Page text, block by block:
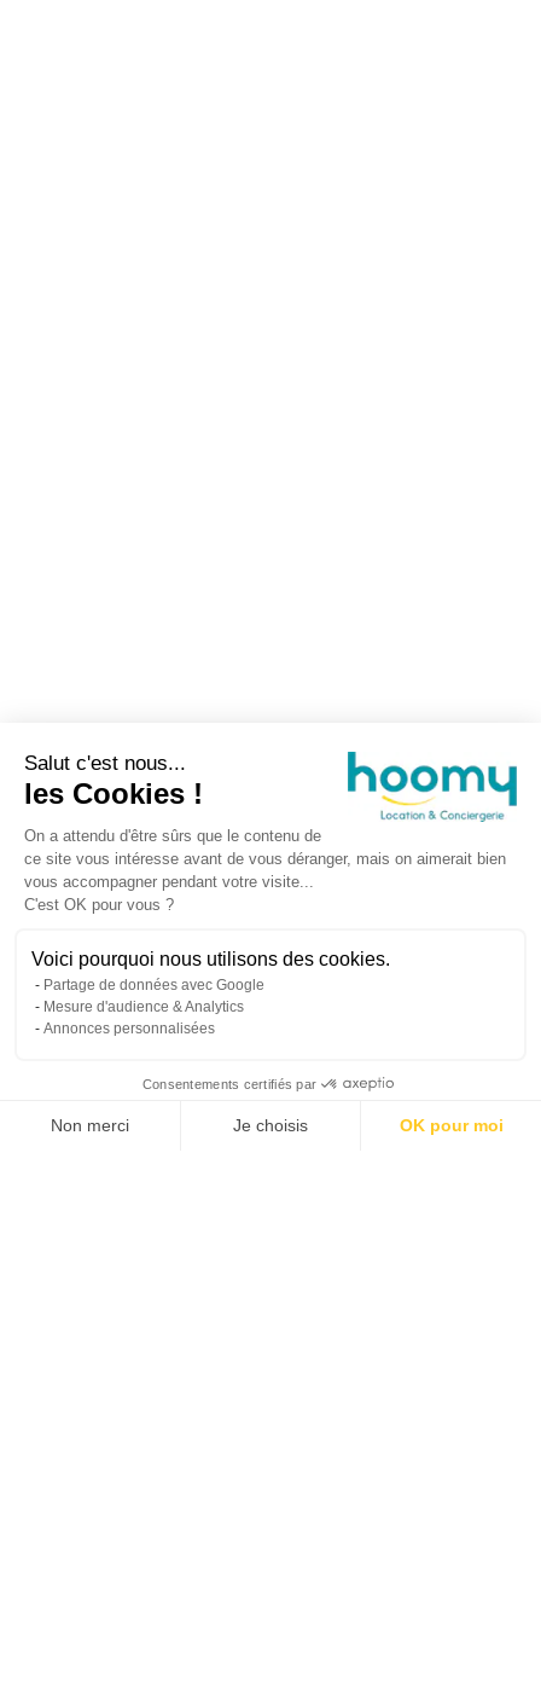
Salut c'est nous...
les Cookies !
On a attendu d'être sûrs que le contenu de
ce site vous intéresse avant de vous déranger, mais on aimerait bien
vous accompagner pendant votre visite...
C'est OK pour vous ?
Voici pourquoi nous utilisons des cookies.
Partage de données avec Google
Mesure d'audience & Analytics
Annonces personnalisées
Consentements certifiés par
Non merci Je choisis OK pour moi
Propriétaires Voyageurs À propos d’Hoomy